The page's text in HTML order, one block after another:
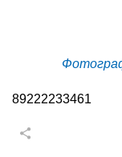
89222233461